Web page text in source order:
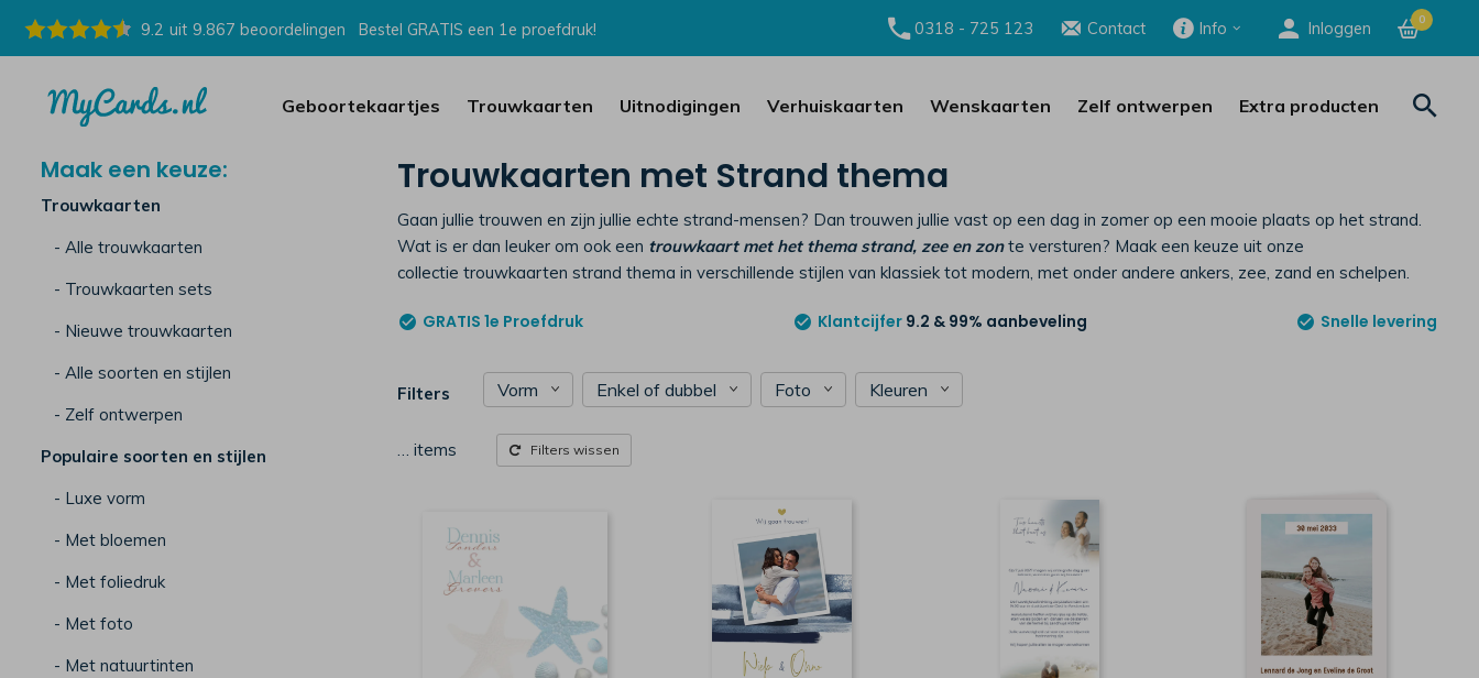
9.2 uit 9.867 beoordelingen Bestel GRATIS een 1e proefdruk! 0318 - 725 123 Contact Info Inloggen 0
Geboortekaartjes Trouwkaarten Uitnodigingen Verhuiskaarten Wenskaarten Zelf ontwerpen Extra producten
Maak een keuze:
Trouwkaarten
- Alle trouwkaarten
- Trouwkaarten sets
- Nieuwe trouwkaarten
- Alle soorten en stijlen
- Zelf ontwerpen
Populaire soorten en stijlen
- Luxe vorm
- Met bloemen
- Met foliedruk
- Met foto
- Met natuurtinten
Trouwkaarten met Strand thema
Gaan jullie trouwen en zijn jullie echte strand-mensen? Dan trouwen jullie vast op een dag in zomer op een mooie plaats op het strand.
Wat is er dan leuker om ook een trouwkaart met het thema strand, zee en zonte versturen? Maak een keuze uit onze
collectie trouwkaarten strand thema in verschillende stijlen van klassiek tot modern, met onder andere ankers, zee, zand en schelpen.
GRATIS1e Proefdruk Klantcijfer9.2 & 99% aanbeveling Snelle levering
Filters Vorm Enkel of dubbel Foto Kleuren
… items Filters wissen